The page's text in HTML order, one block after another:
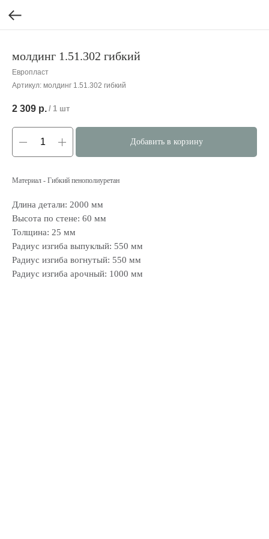
молдинг 1.51.302 гибкий
Европласт
Артикул: молдинг 1.51.302 гибкий
2 309 р. / 1 шт
Добавить в корзину
Материал - Гибкий пенополиуретан
Длина детали: 2000 мм
Высота по стене: 60 мм
Толщина: 25 мм
Радиус изгиба выпуклый: 550 мм
Радиус изгиба вогнутый: 550 мм
Радиус изгиба арочный: 1000 мм